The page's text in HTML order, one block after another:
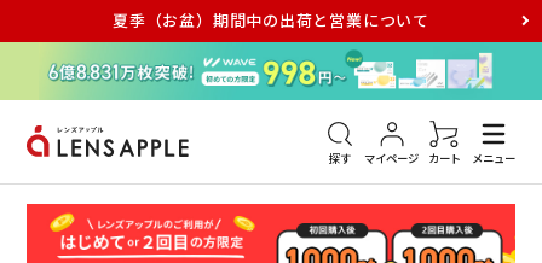
夏季（お盆）期間中の出荷と営業について
探す マイページ カート メニュー
アキュビュー メダリスト メガネ